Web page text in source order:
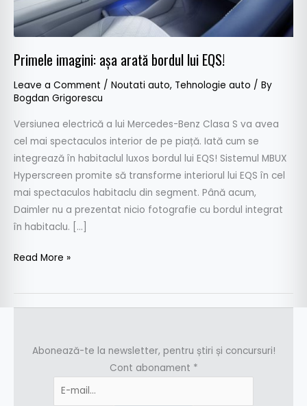
Primele imagini: așa arată bordul lui EQS!
Leave a Comment / Noutati auto, Tehnologie auto / By
Bogdan Grigorescu
Versiunea electrică a lui Mercedes-Benz Clasa S va avea
cel mai spectaculos interior de pe piață. Iată cum se
integrează în habitaclul luxos bordul lui EQS! Sistemul MBUX
Hyperscreen promite să transforme interiorul lui EQS în cel
mai spectaculos habitaclu din segment. Până acum,
Daimler nu a prezentat nicio fotografie cu bordul integrat
în habitaclu. […]
Read More »
Abonează-te la newsletter, pentru știri și concursuri!
Cont abonament *